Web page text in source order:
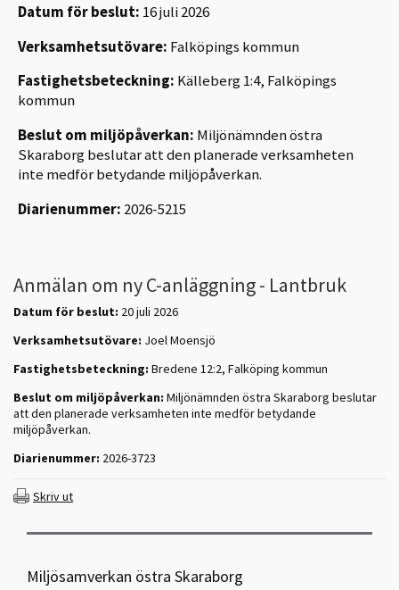
Datum för beslut: 16 juli 2026
Verksamhetsutövare: Falköpings kommun
Fastighetsbeteckning: Källeberg 1:4, Falköpings
kommun
Beslut om miljöpåverkan: Miljönämnden östra
Skaraborg beslutar att den planerade verksamheten
inte medför betydande miljöpåverkan.
Diarienummer: 2026-5215
Anmälan om ny C-anläggning - Lantbruk
Datum för beslut: 20 juli 2026
Verksamhetsutövare: Joel Moensjö
Fastighetsbeteckning: Bredene 12:2, Falköping kommun
Beslut om miljöpåverkan: Miljönämnden östra Skaraborg beslutar
att den planerade verksamheten inte medför betydande
miljöpåverkan.
Diarienummer: 2026-3723
Skriv ut
Miljösamverkan östra Skaraborg